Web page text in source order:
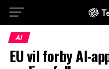
AI
EU vil forby AI-